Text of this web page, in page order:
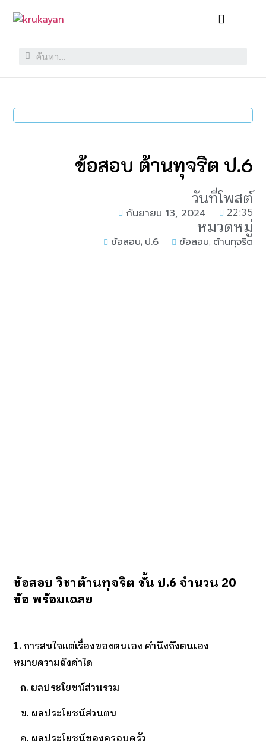
ข้อสอบ ต้านทุจริต ป.6
วันที่โพสต์
กันยายน 13, 2024 22:35
หมวดหมู่
ข้อสอบ, ป.6 ข้อสอบ, ต้านทุจริต
ข้อสอบ วิชาต้านทุจริต ชั้น ป.6 จำนวน 20
ข้อ พร้อมเฉลย
1. การสนใจแต่เรื่องของตนเอง คำนึงถึงตนเอง
หมายความถึงคำใด
ก. ผลประโยชน์ส่วนรวม
ข. ผลประโยชน์ส่วนตน
ค. ผลประโยชน์ของครอบครัว